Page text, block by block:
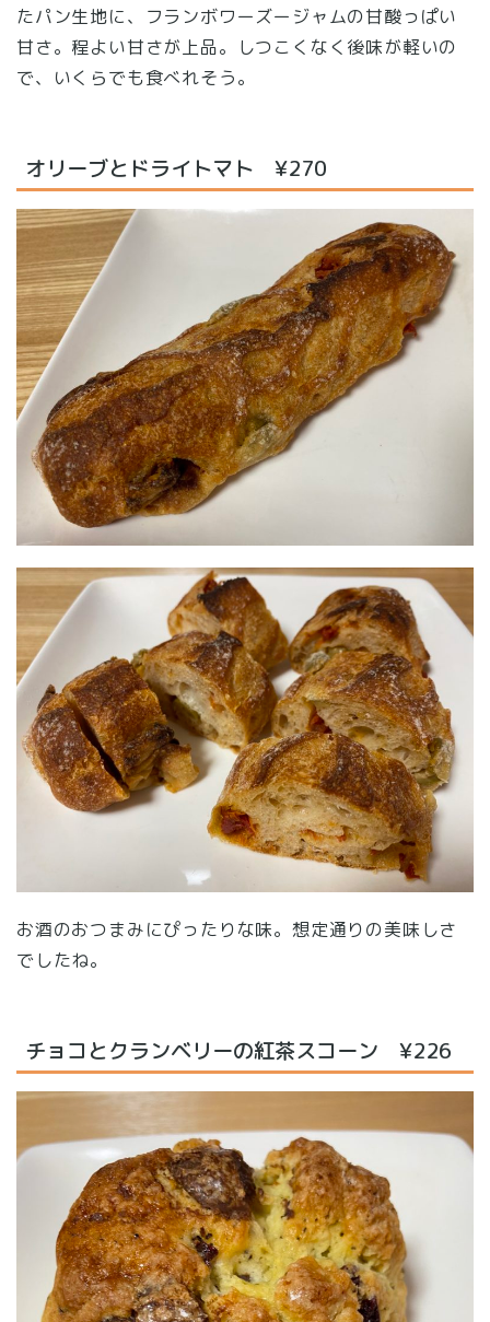
たパン生地に、フランボワーズージャムの甘酸っぱい
甘さ。程よい甘さが上品。しつこくなく後味が軽いの
で、いくらでも食べれそう。
オリーブとドライトマト ¥270
お酒のおつまみにぴったりな味。想定通りの美味しさ
でしたね。
チョコとクランベリーの紅茶スコーン ¥226